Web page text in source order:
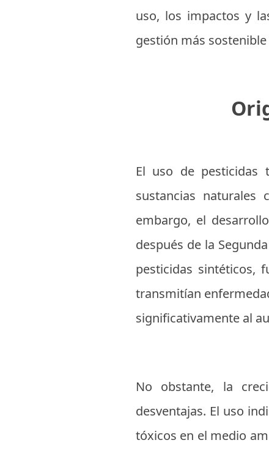
uso, los impactos y
gestión más
El uso de pesticidas
sustancias
embargo, el
después de la
pesticidas sintéticos,
transmitían
significativamente al
No obstante, la
desventajas. El uso
tóxicos en el medio